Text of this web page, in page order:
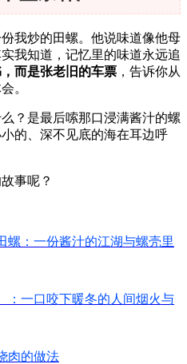
我炒的田螺。他说味道像他母
我知道，记忆里的味道永远追
而是张老旧的车票 ，告诉你从
。
？是最后嗦那口浸满酱汁的螺
的、深不见底的海在耳边呼
事呢？
螺：一份酱汁的江湖与螺壳里
：一口咬下暖冬的人间烟火与
肉的做法